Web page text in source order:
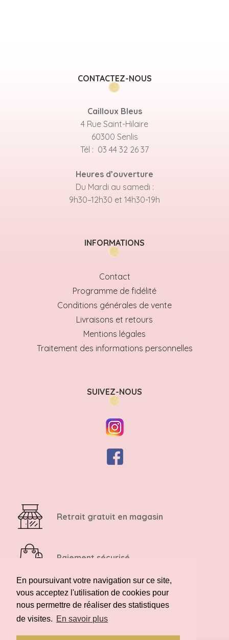
En poursuivant votre navigation sur ce site,
vous acceptez l'utilisation de cookies pour
nous permettre de réaliser des statistiques
de visites. En savoir plus
CONTACTEZ-NOUS
Cailloux Bleus
4 Rue Saint-Hilaire
60300 Senlis
Tél : 03 44 32 26 37
Heures d’ouverture
Du Mardi au samedi :
9h30–12h30 et 14h30-19h
INFORMATIONS
Contact
Programme de fidélité
Conditions générales de vente
Livraisons et retours
Mentions légales
Traitement des informations personnelles
SUIVEZ-NOUS
Retrait gratuit en magasin
Paiement sécurisé
Retour possible sous 14 jours